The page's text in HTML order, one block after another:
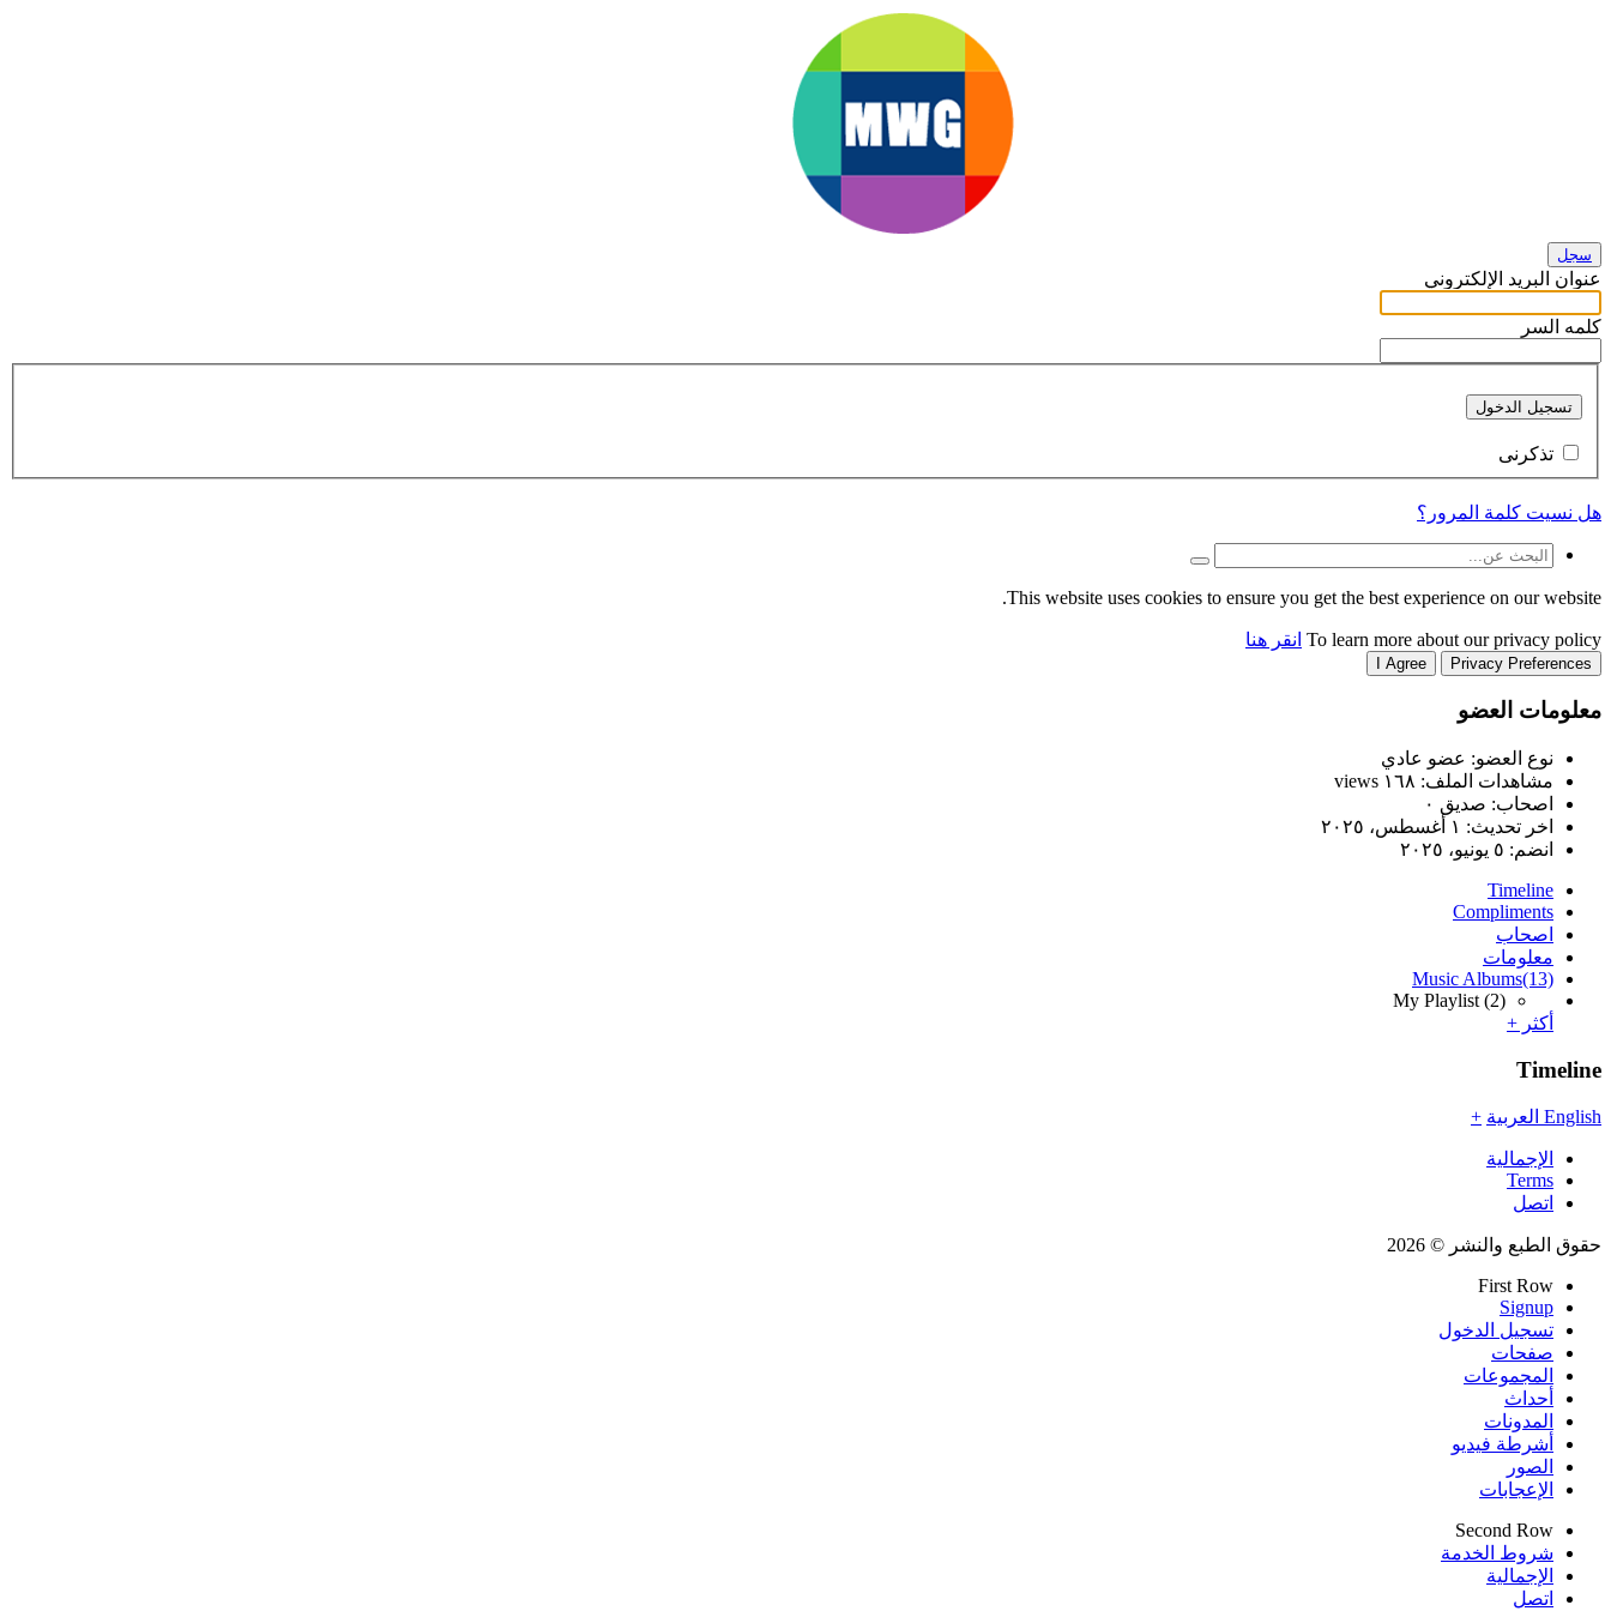
سجل
عنوان البريد الإلكتروني
كلمه السر
تسجيل الدخول
تذكرنى
هل نسيت كلمة المرور؟
This website uses cookies to ensure you get the best experience on our website.
To learn more about our privacy policy انقر هنا
Privacy Preferences
I Agree
معلومات العضو
نوع العضو: عضو عادي
مشاهدات الملف: ١٦٨ views
اصحاب: صديق ٠
اخر تحديث: ١ أغسطس، ٢٠٢٥
انضم: ٥ يونيو، ٢٠٢٥
Timeline
Compliments
اصحاب
معلومات
Music Albums(13)
My Playlist (2)
أكثر +
Timeline
English العربية +
الإجمالية
Terms
اتصل
حقوق الطبع والنشر © 2026
First Row
Signup
تسجيل الدخول
صفحات
المجموعات
أحداث
المدونات
أشرطة فيديو
الصور
الإعجابات
Second Row
شروط الخدمة
الإجمالية
اتصل